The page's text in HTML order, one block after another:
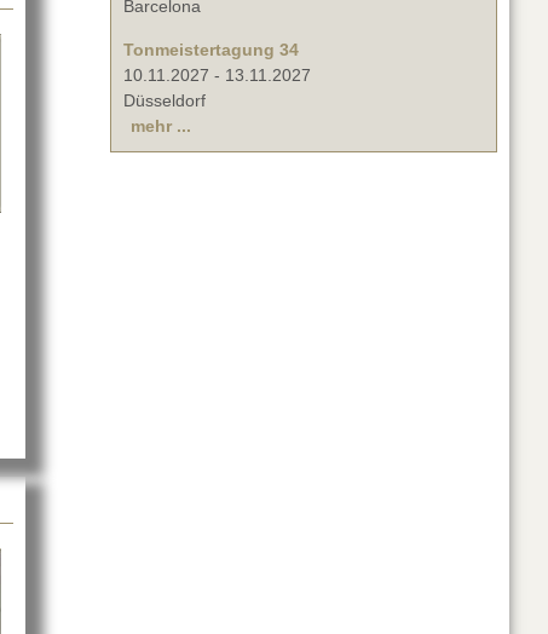
Barcelona
Tonmeistertagung 34
10.11.2027 - 13.11.2027
Düsseldorf
mehr ...